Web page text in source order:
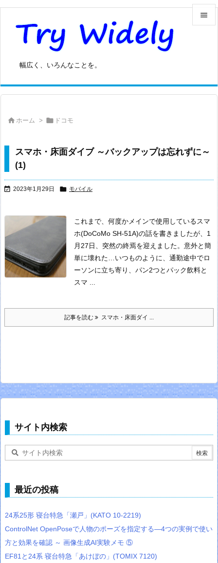
幅広く、いろんなことを。


前へ
 ホーム >  ドコモ
スマホ・床面ダイブ ～バックアップは忘れずに～
(1)
 2023年1月29日  モバイル
これまで、何度かメインで使用しているスマ
ホ(DoCoMo SH-51A)の話を書きましたが、1
月27日、突然の終焉を迎えました。 意外と簡
単に壊れた… いつものように、通勤途中でロ
ーソンに立ち寄り、パン2つとパック飲料と
スマ ...
記事を読む スマホ・床面ダイ ...
サイト内検索
最近の投稿
24系25形 寝台特急「瀬戸」(KATO 10-2219)
ControlNet OpenPoseで人物のポーズを指定する―4つの実例で使い
方と効果を確認 ～ 画像生成AI実験メモ ⑤
EF81と24系 寝台特急「あけぼの」(TOMIX 7120)